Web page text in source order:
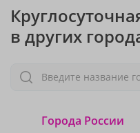
в других
Введите название
Города России